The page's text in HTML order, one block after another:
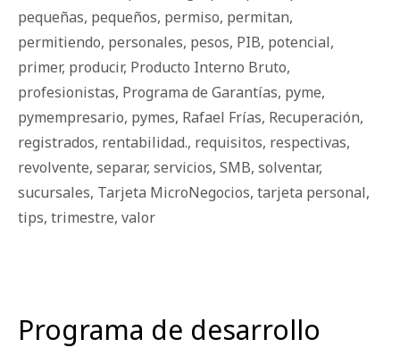
pequeñas, pequeños, permiso, permitan,
permitiendo, personales, pesos, PIB, potencial,
primer, producir, Producto Interno Bruto,
profesionistas, Programa de Garantías, pyme,
pymempresario, pymes, Rafael Frías, Recuperación,
registrados, rentabilidad., requisitos, respectivas,
revolvente, separar, servicios, SMB, solventar,
sucursales, Tarjeta MicroNegocios, tarjeta personal,
tips, trimestre, valor
Programa de desarrollo